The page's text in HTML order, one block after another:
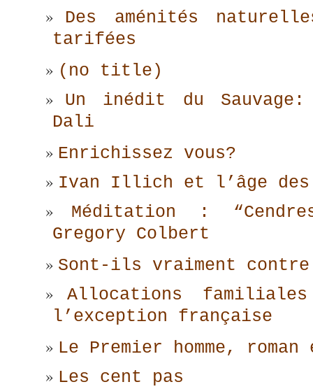
Des aménités
tarifées
(no title)
Un inédit du Sauvage:
Dali
Enrichissez vous?
Ivan Illich et l’âge des
Méditation :
Gregory Colbert
Sont-ils vraiment
Allocations
l’exception française
Le Premier homme,
Les cent pas